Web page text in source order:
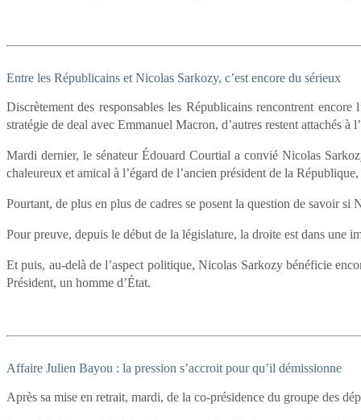
Entre les Républicains et Nicolas Sarkozy, c’est encore du sérieux
Discrètement des responsables les Républicains rencontrent
stratégie de deal avec Emmanuel Macron, d’autres restent attachés à
Mardi dernier, le sénateur Édouard Courtial a convié Nicolas
chaleureux et amical à l’égard de l’ancien président de la
Pourtant, de plus en plus de cadres se posent la question de savoir
Pour preuve, depuis le début de la législature, la droite est dans une
Et puis, au-delà de l’aspect politique, Nicolas Sarkozy bénéficie
Président, un homme d’État.
Affaire Julien Bayou : la pression s’accroit pour qu’il démissionne
Après sa mise en retrait, mardi, de la co-présidence du groupe des